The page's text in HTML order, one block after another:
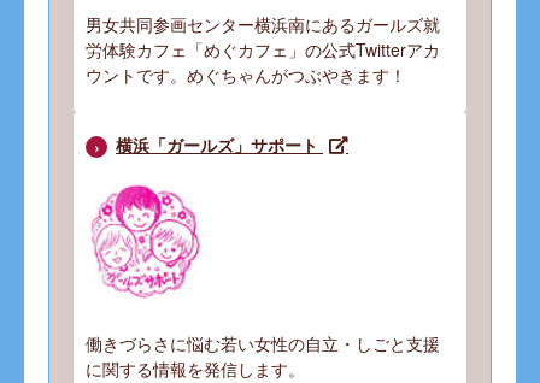
男女共同参画センター横浜南にあるガールズ就
労体験カフェ「めぐカフェ」の公式Twitterアカ
ウントです。めぐちゃんがつぶやきます！
横浜「ガールズ」サポート
働きづらさに悩む若い女性の自立・しごと支援
に関する情報を発信します。